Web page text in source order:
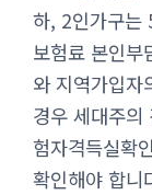
하, 2인가구는
보험료 본인부
와 지역가입자
경우 세대주의
험자격득실확
확인해야 합니